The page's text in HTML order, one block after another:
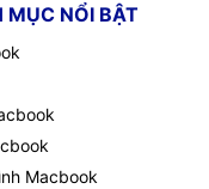
MỤC NỔI BẬT
Macbook